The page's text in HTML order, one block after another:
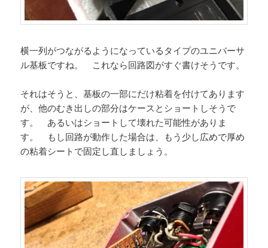
横一列がつながるようになっているタイプのユニバーサ
ル基板ですね。 これなら回路図がすぐ書けそうです。
それはそうと、基板の一部にだけ粘着を付けてあります
が、他のむき出しの部分はケースとショートしそうで
す。 あるいはショートして壊れた可能性がありま
す。 もし回路が動作した場合は、もう少し広めで厚め
の粘着シートで固定し直しましょう。